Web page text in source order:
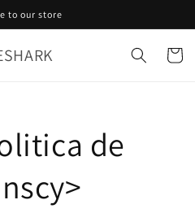
to our store
Carrito
de